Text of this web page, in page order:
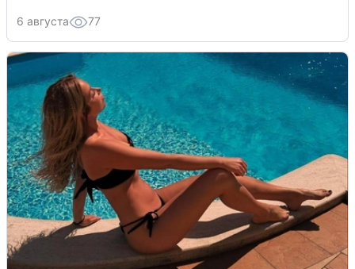
6 августа 77